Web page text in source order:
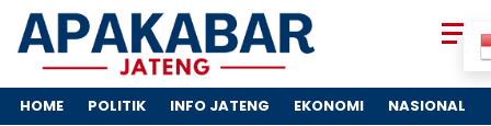
HOME POLITIK INFO JATENG EKONOMI NASIONAL